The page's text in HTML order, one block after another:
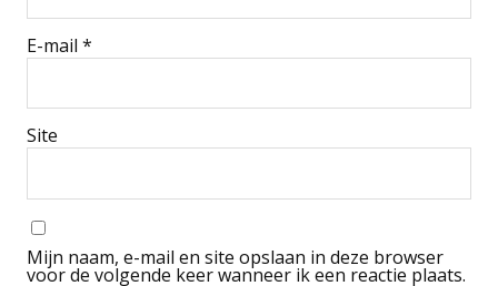
E-mail *
Site
Mijn naam, e-mail en site opslaan in deze browser
voor de volgende keer wanneer ik een reactie plaats.